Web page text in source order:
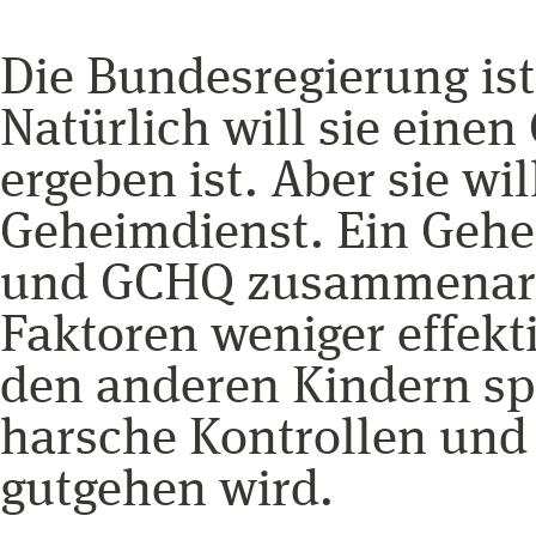
Die Bundesregierung
Natürlich will sie einen
ergeben ist. Aber sie
Geheimdienst. Ein
und GCHQ
Faktoren weniger
den anderen Kindern
harsche Kontrollen
gutgehen wird.